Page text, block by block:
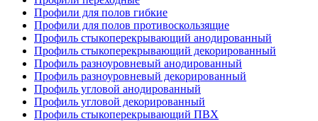
Профили для полов гибкие
Профили для полов противоскользящие
Профиль стыкоперекрывающий анодированный
Профиль стыкоперекрывающий декорированный
Профиль разноуровневый анодированный
Профиль разноуровневый декорированный
Профиль угловой анодированный
Профиль угловой декорированный
Профиль стыкоперекрывающий ПВХ